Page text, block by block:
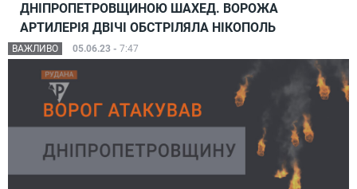
ДНІПРОПЕТРОВЩИНОЮ ШАХЕД. ВОРОЖА
АРТИЛЕРІЯ ДВІЧІ ОБСТРІЛЯЛА НІКОПОЛЬ
ВАЖЛИВО 05.06.23 - 7:47